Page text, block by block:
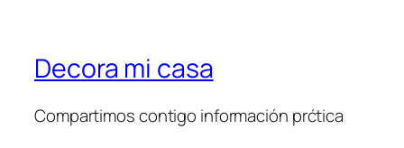
Decora mi casa
Compartimos contigo información prćtica